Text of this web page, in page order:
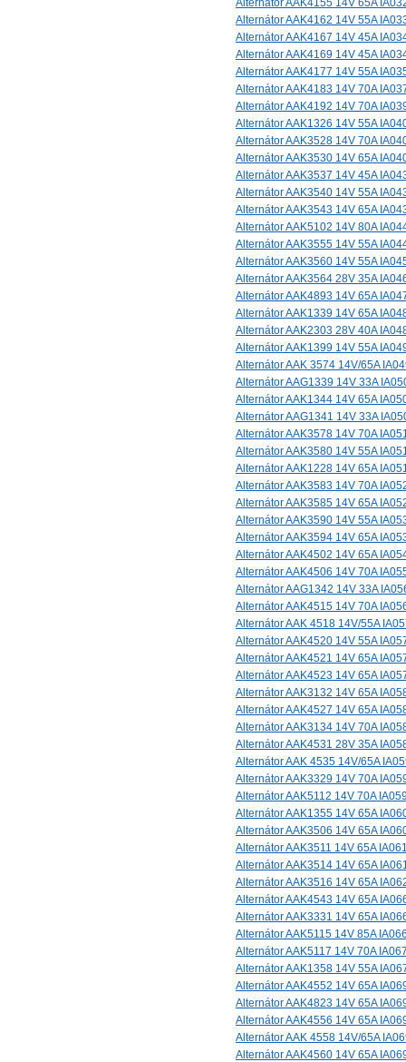
Alternátor AAK4155 14V 65A
Alternátor AAK4162 14V 55A
Alternátor AAK4167 14V 45A
Alternátor AAK4169 14V 45A
Alternátor AAK4177 14V 55A
Alternátor AAK4183 14V 70A
Alternátor AAK4192 14V 70A
Alternátor AAK1326 14V 55A
Alternátor AAK3528 14V 70A
Alternátor AAK3530 14V 65A
Alternátor AAK3537 14V 45A
Alternátor AAK3540 14V 55A
Alternátor AAK3543 14V 65A
Alternátor AAK5102 14V 80A
Alternátor AAK3555 14V 55A
Alternátor AAK3560 14V 55A
Alternátor AAK3564 28V 35A
Alternátor AAK4893 14V 65A
Alternátor AAK1339 14V 65A
Alternátor AAK2303 28V 40A
Alternátor AAK1399 14V 55A
Alternátor AAK 3574 14V/65A
Alternátor AAG1339 14V 33A
Alternátor AAK1344 14V 65A
Alternátor AAG1341 14V 33A
Alternátor AAK3578 14V 70A
Alternátor AAK3580 14V 55A
Alternátor AAK1228 14V 65A
Alternátor AAK3583 14V 70A
Alternátor AAK3585 14V 65A
Alternátor AAK3590 14V 55A
Alternátor AAK3594 14V 65A
Alternátor AAK4502 14V 65A
Alternátor AAK4506 14V 70A
Alternátor AAG1342 14V 33A
Alternátor AAK4515 14V 70A
Alternátor AAK 4518 14V/55A
Alternátor AAK4520 14V 55A
Alternátor AAK4521 14V 65A
Alternátor AAK4523 14V 65A
Alternátor AAK3132 14V 65A
Alternátor AAK4527 14V 65A
Alternátor AAK3134 14V 70A
Alternátor AAK4531 28V 35A
Alternátor AAK 4535 14V/65A
Alternátor AAK3329 14V 70A
Alternátor AAK5112 14V 70A
Alternátor AAK1355 14V 65A
Alternátor AAK3506 14V 65A
Alternátor AAK3511 14V 65A
Alternátor AAK3514 14V 65A
Alternátor AAK3516 14V 65A
Alternátor AAK4543 14V 65A
Alternátor AAK3331 14V 65A
Alternátor AAK5115 14V 85A
Alternátor AAK5117 14V 70A
Alternátor AAK1358 14V 55A
Alternátor AAK4552 14V 65A
Alternátor AAK4823 14V 65A
Alternátor AAK4556 14V 65A
Alternátor AAK 4558 14V/65A
Alternátor AAK4560 14V 65A